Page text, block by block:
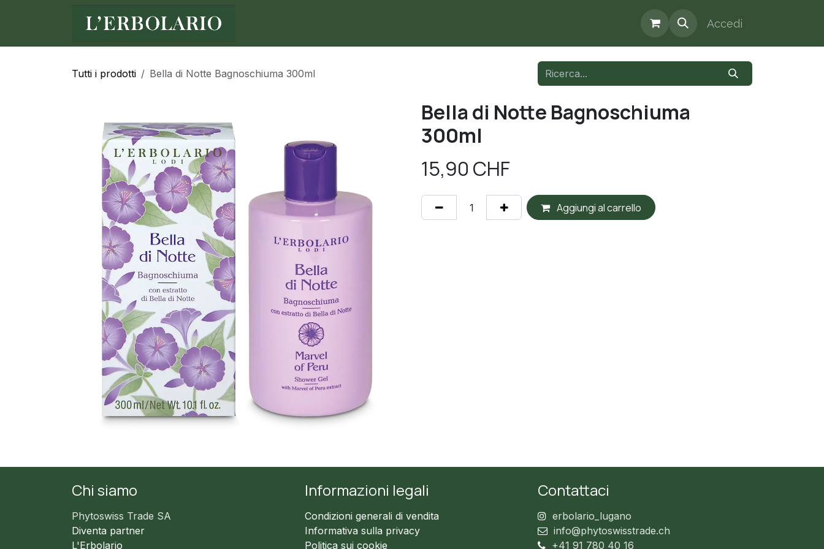
Accedi
Tutti i prodotti Bella di Notte Bagnoschiuma 300ml
Bella di Notte Bagnoschiuma
300ml
15,90 CHF
Aggiungi al carrello
Chi siamo
Phytoswiss Trade SA
Diventa partner
L'Erbolario
Informazioni legali
Condizioni generali di vendita
Informativa sulla privacy
Politica sui cookie
Contattaci
erbolario_lugano
info@phytoswisstrade.ch
+41 91 780 40 16